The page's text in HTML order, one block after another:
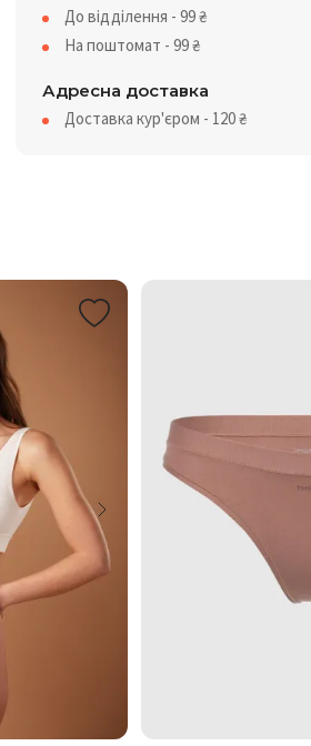
До відділення - 99₴
На поштомат - 99₴
Адресна доставка
Доставка кур'єром - 120₴